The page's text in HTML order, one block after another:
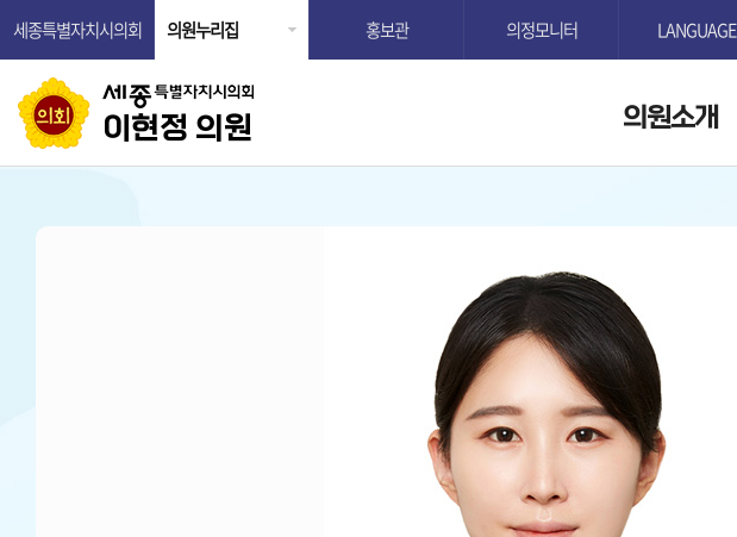
이현정 의원
세종특별자치시의회 의원누리집 홍보관 의정모니터 LANGUAGE
의원소개